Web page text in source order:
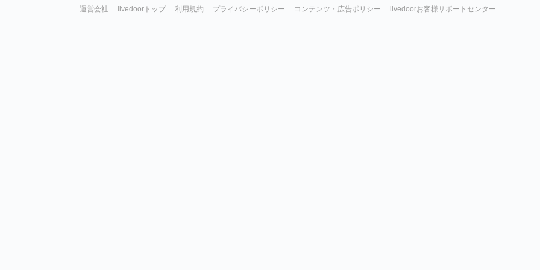
運営会社 livedoorトップ 利用規約 プライバシーポリシー コンテンツ・広告ポリシー livedoorお客様サポートセンター